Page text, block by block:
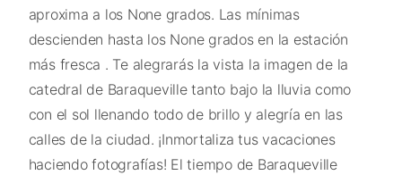
aproxima a los None grados. Las mínimas
descienden hasta los None grados en la estación
más fresca . Te alegrarás la vista la imagen de la
catedral de Baraqueville tanto bajo la lluvia como
con el sol llenando todo de brillo y alegría en las
calles de la ciudad. ¡Inmortaliza tus vacaciones
haciendo fotografías! El tiempo de Baraqueville